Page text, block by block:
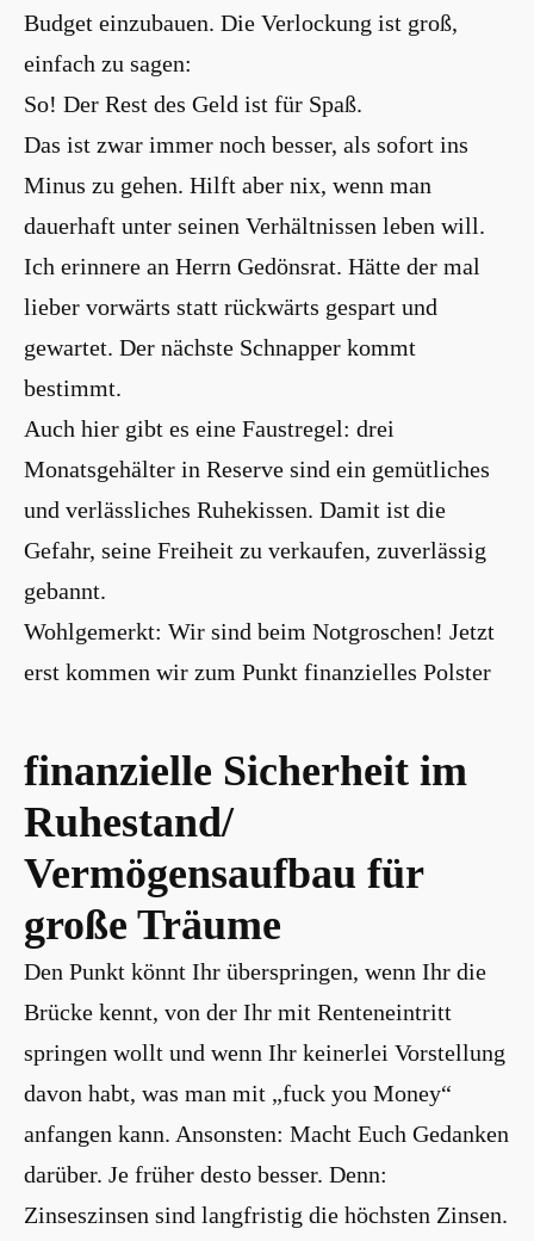
Budget einzubauen. Die Verlockung ist groß,
einfach zu sagen:
So! Der Rest des Geld ist für Spaß.
Das ist zwar immer noch besser, als sofort ins
Minus zu gehen. Hilft aber nix, wenn man
dauerhaft unter seinen Verhältnissen leben will.
Ich erinnere an Herrn Gedönsrat. Hätte der mal
lieber vorwärts statt rückwärts gespart und
gewartet. Der nächste Schnapper kommt
bestimmt.
Auch hier gibt es eine Faustregel: drei
Monatsgehälter in Reserve sind ein gemütliches
und verlässliches Ruhekissen. Damit ist die
Gefahr, seine Freiheit zu verkaufen, zuverlässig
gebannt.
Wohlgemerkt: Wir sind beim Notgroschen! Jetzt
erst kommen wir zum Punkt finanzielles Polster
finanzielle Sicherheit im
Ruhestand/
Vermögensaufbau für
große Träume
Den Punkt könnt Ihr überspringen, wenn Ihr die
Brücke kennt, von der Ihr mit Renteneintritt
springen wollt und wenn Ihr keinerlei Vorstellung
davon habt, was man mit „fuck you Money“
anfangen kann. Ansonsten: Macht Euch Gedanken
darüber. Je früher desto besser. Denn:
Zinseszinsen sind langfristig die höchsten Zinsen.